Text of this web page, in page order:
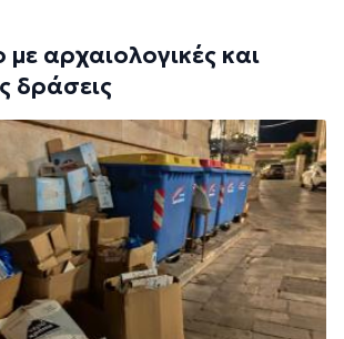
με αρχαιολογικές και
δράσεις